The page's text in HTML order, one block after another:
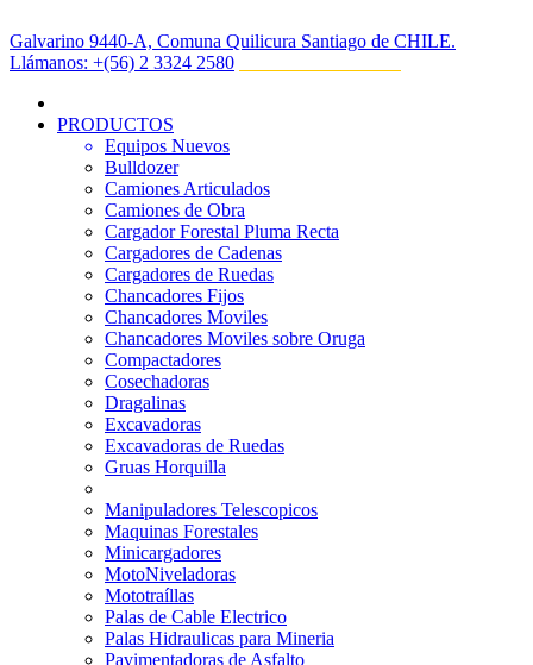
Galvarino 9440-A, Comuna Quilicura Santiago de CHILE.
Llámanos: ‎+(56) 2 3324 2580
PRODUCTOS
Equipos Nuevos
Bulldozer
Camiones Articulados
Camiones de Obra
Cargador Forestal Pluma Recta
Cargadores de Cadenas
Cargadores de Ruedas
Chancadores Fijos
Chancadores Moviles
Chancadores Moviles sobre Oruga
Compactadores
Cosechadoras
Dragalinas
Excavadoras
Excavadoras de Ruedas
Gruas Horquilla
Manipuladores Telescopicos
Maquinas Forestales
Minicargadores
MotoNiveladoras
Mototraíllas
Palas de Cable Electrico
Palas Hidraulicas para Mineria
Pavimentadoras de Asfalto